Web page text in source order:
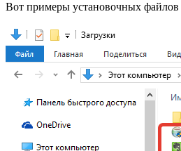
Вот примеры установочных